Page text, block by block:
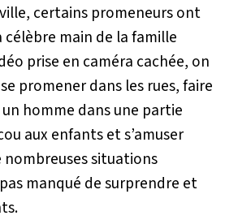
certains promeneurs ont
célèbre main de la famille
prise en caméra cachée, on
promener dans les rues, faire
homme dans une partie
aux enfants et s’amuser
nombreuses situations
manqué de surprendre et